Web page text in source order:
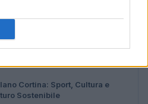
Cortina: Sport, Cultura e
Sostenibile